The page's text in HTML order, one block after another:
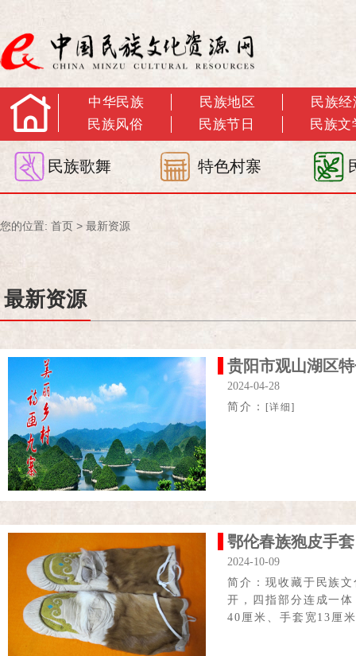
中华民族 民族地区
民族经
民族风俗
民族节日 民族文
民族歌舞 特色村寨
您的位置: 首页 > 最新资源
最新资源
贵阳市观山湖区
2024-04-28
简介：
[详细]
鄂伦春族狍皮手套
2024-10-09
简介：现收藏于民族
开，四指部分连成一
40厘米、手套宽13厘